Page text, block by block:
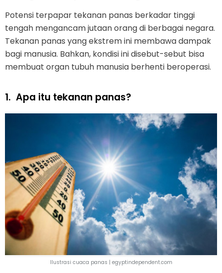
Potensi terpapar tekanan panas berkadar tinggi
tengah mengancam jutaan orang di berbagai negara.
Tekanan panas yang ekstrem ini membawa dampak
bagi manusia. Bahkan, kondisi ini disebut-sebut bisa
membuat organ tubuh manusia berhenti beroperasi.
1. Apa itu tekanan panas?
Ilustrasi cuaca panas | egyptindependent.com